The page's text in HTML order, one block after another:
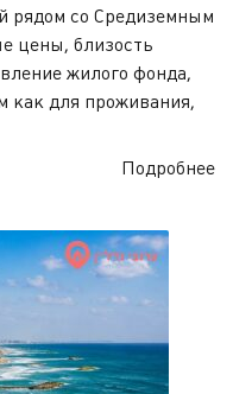
рядом со Средиземным
цены, близость
жилого фонда,
как для проживания,
Подробнее